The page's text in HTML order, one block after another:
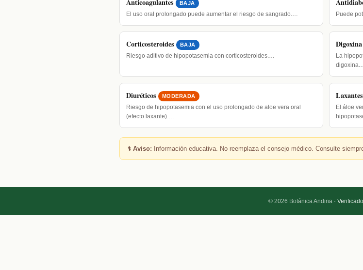
BAJA
El uso oral prolongado puede aumentar el riesgo de sangrado.… Puede
Corticosteroides BAJA
Riesgo aditivo de hipopotasemia con corticosteroides.…
Digoxina
La
Diuréticos MODERADA
Riesgo de hipopotasemia con el uso prolongado de aloe vera oral
(efecto laxante).…
El áloe
⚕️ Aviso: Información educativa. No reemplaza el consejo médico. Consulte
© 2026 Botánica Andina ·